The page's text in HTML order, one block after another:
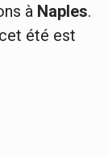
à Naples.
cet été est